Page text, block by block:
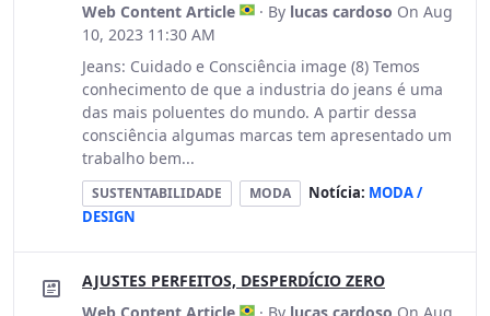
Web Content Article
· By lucas cardoso On Aug
10, 2023 11:30 AM
Jeans: Cuidado e Consciência image (8) Temos
conhecimento de que a industria do jeans é uma
das mais poluentes do mundo. A partir dessa
consciência algumas marcas tem apresentado um
trabalho bem...
SUSTENTABILIDADE MODA Notícia: MODA /
DESIGN
AJUSTES PERFEITOS, DESPERDÍCIO ZERO